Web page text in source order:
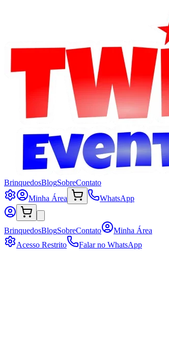
BrinquedosBlogSobreContato
Minha Área
WhatsApp
BrinquedosBlogSobreContato
Minha Área
Acesso Restrito
Falar no WhatsApp